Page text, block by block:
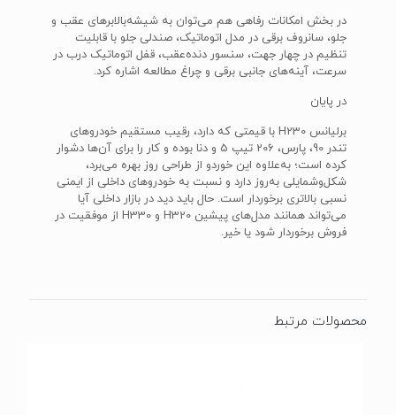
در بخش امکانات رفاهی هم می‌توان به شیشه‌بالابرهای عقب و
جلو، سانروف برقی در مدل اتوماتیک، صندلی جلو با قابلیت
تنظیم در چهار جهت، سنسور دنده‌عقب، قفل اتوماتیک درب در
سرعت، آینه‌های جانبی برقی و چراغ مطالعه اشاره کرد.
در پایان
برلیانس H230 با قیمتی که دارد، رقیب مستقیم خودروهای
تندر 90، پارس، 206 تیپ 5 و دنا بوده و کار را برای آن‌ها دشوار
کرده است؛ به‌علاوه این خوردو از طراحی روز بهره می‌برد،
شکل‌وشمایلی به‌روز دارد و نسبت به خودروهای داخلی از ایمنی
نسبی بالاتری برخوردار است. حال باید دید در بازار داخلی آیا
می‌تواند همانند مدل‌های پیشین H320 و H330 از موفقیت در
فروش برخوردار شود یا خیر.
محصولات مرتبط